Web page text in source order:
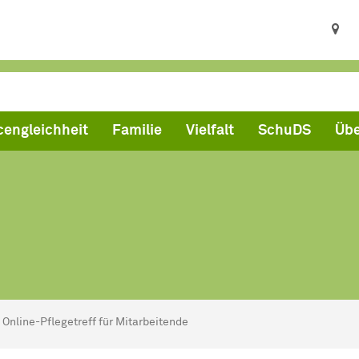
Familie Vielfalt SchuDS
hier:
Online-Pflegetreff für Mitarbeitende